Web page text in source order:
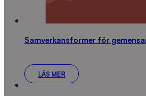
Samverkansformer för
LÄS MER